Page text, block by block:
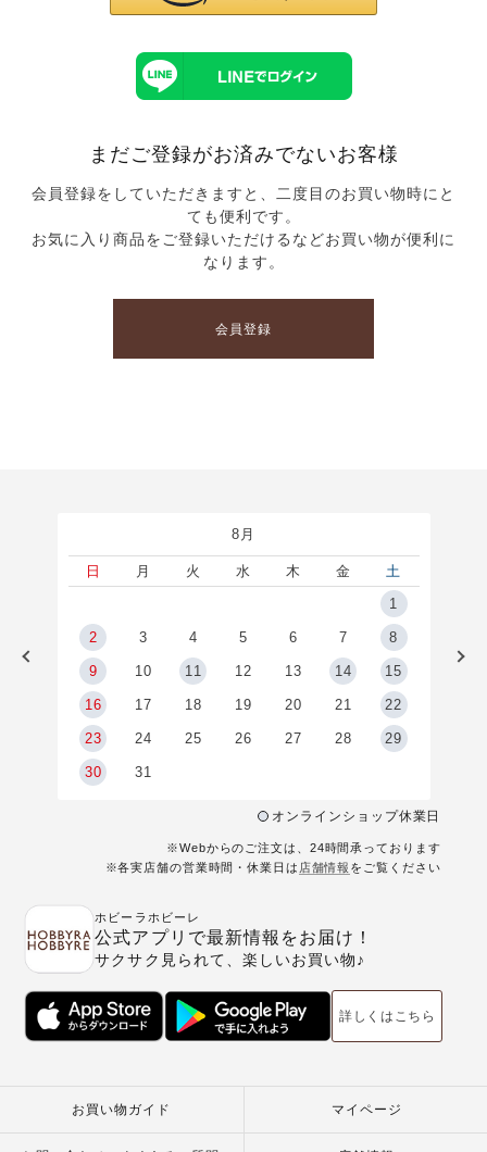
まだご登録がお済みでないお客様
会員登録をしていただきますと、二度目のお買い物時にと
ても便利です。
お気に入り商品をご登録いただけるなどお買い物が便利に
なります。
会員登録
8月
日 月 火 水 木 金
土
1
2 3 4 5 6 7 8
9 10 11 12 13 14 15
16 17 18 19 20 21 22
23 24 25 26 27 28 29
30 31
オンラインショップ休業日
※Webからのご注文は、24時間承っております
※各実店舗の営業時間・休業日は 店舗情報 をご覧ください
ホビーラホビーレ
公式アプリで最新情報をお届け！
サクサク見られて、楽しいお買い物♪
詳しくはこちら
お買い物ガイド マイページ